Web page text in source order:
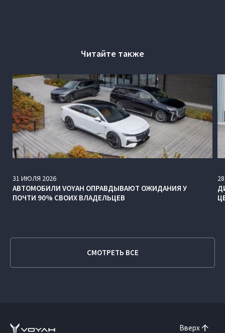
Читайте также
31 ИЮЛЯ 2026
АВТОМОБИЛИ VOYAH ОПРАВДЫВАЮТ ОЖИДАНИЯ У
ПОЧТИ 90% СВОИХ ВЛАДЕЛЬЦЕВ
28
СМОТРЕТЬ ВСЕ
Вверх